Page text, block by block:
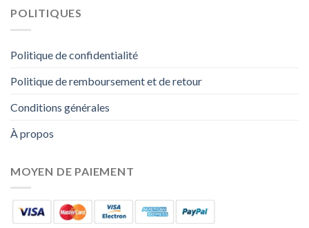
POLITIQUES
Politique de confidentialité
Politique de remboursement et de retour
Conditions générales
À propos
MOYEN DE PAIEMENT